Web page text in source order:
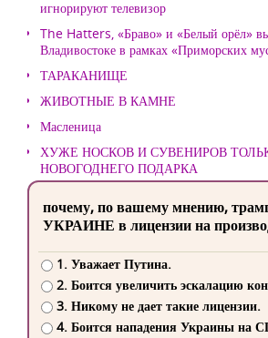
игнорируют телевизор
The Hatters, «Браво» и «Белый орёл»
Владивостоке в рамках «Приморских
ТАРАКАНИЩЕ
ЖИВОТНЫЕ В КАМНЕ
Масленица
ХУЖЕ НОСКОВ И СУВЕНИРОВ
НОВОГОДНЕГО ПОДАРКА
почему, по вашему мнению,
УКРАИНЕ в лицензии на
1. Уважает Путина.
2. Боится увеличить эскалацию
3. Никому не дает такие лицензии.
4. Боится нападения Украины на